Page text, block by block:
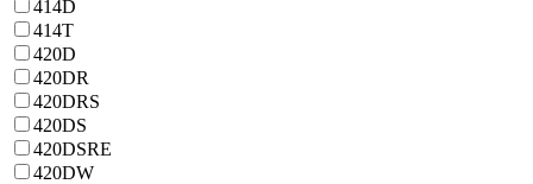
414D
414T
420D
420DR
420DRS
420DS
420DSRE
420DW